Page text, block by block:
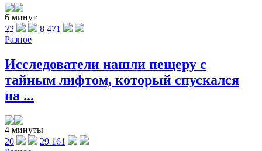
6 минут
22
8 471
Разное
Исследователи нашли пещеру с
тайным лифтом, который спускался
на ...
4 минуты
20
29 161